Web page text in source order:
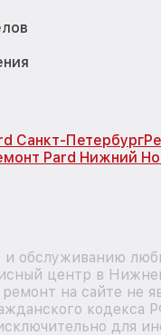
Санкт-Петербург
Pard Нижний
обслуживанию
центр в
на сайте не
кодекса
для